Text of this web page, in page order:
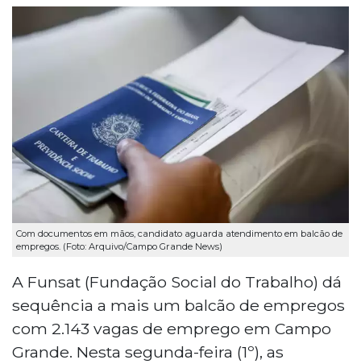
Com documentos em mãos, candidato aguarda atendimento em balcão de
empregos. (Foto: Arquivo/Campo Grande News)
A Funsat (Fundação Social do Trabalho) dá
sequência a mais um balcão de empregos
com 2.143 vagas de emprego em Campo
Grande. Nesta segunda-feira (1º), as